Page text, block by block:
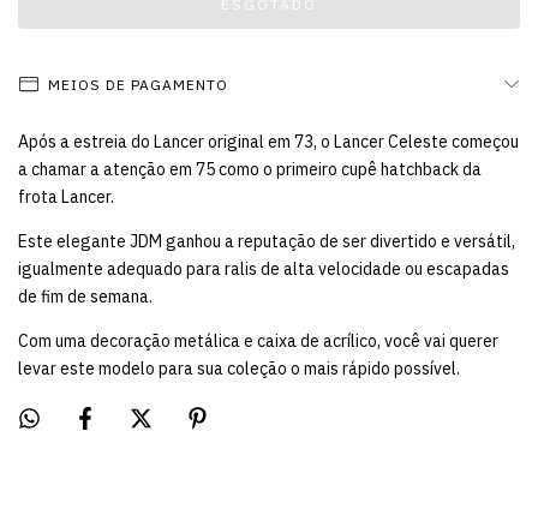
MEIOS DE PAGAMENTO
Após a estreia do Lancer original em 73, o Lancer Celeste começou
a chamar a atenção em 75 como o primeiro cupê hatchback da
frota Lancer.
Este elegante JDM ganhou a reputação de ser divertido e versátil,
igualmente adequado para ralis de alta velocidade ou escapadas
de fim de semana.
Com uma decoração metálica e caixa de acrílico, você vai querer
levar este modelo para sua coleção o mais rápido possível.